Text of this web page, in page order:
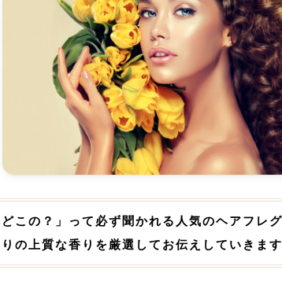
この？」って必ず聞かれる人気のヘアフレ
の上質な香りを厳選してお伝えしていきます